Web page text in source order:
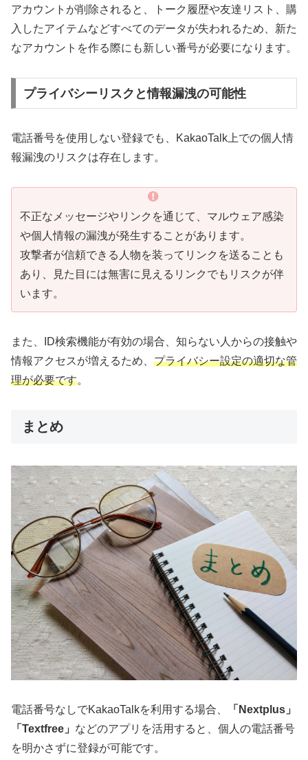
アカウントが削除されると、トーク履歴や友達リスト、購
入したアイテムなどすべてのデータが失われるため、新た
なアカウントを作る際にも新しい番号が必要になります。
プライバシーリスクと情報漏洩の可能性
電話番号を使用しない登録でも、KakaoTalk上での個人情
報漏洩のリスクは存在します。
不正なメッセージやリンクを通じて、マルウェア感染
や個人情報の漏洩が発生することがあります。
攻撃者が信頼できる人物を装ってリンクを送ることも
あり、見た目には無害に見えるリンクでもリスクが伴
います。
また、ID検索機能が有効の場合、知らない人からの接触や
情報アクセスが増えるため、 プライバシー設定の適切な管
理が必要です。
まとめ
電話番号なしでKakaoTalkを利用する場合、
「Nextplus」
「Textfree」 などのアプリを活用すると、個人の電話番号
を明かさずに登録が可能です。